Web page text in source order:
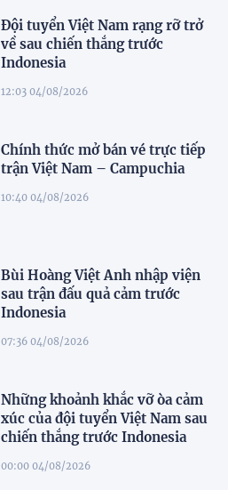
Đội tuyển Việt Nam rạng rỡ trở
về sau chiến thắng trước
Indonesia
12:03 04/08/2026
Chính thức mở bán vé trực tiếp
trận Việt Nam – Campuchia
10:40 04/08/2026
Bùi Hoàng Việt Anh nhập viện
sau trận đấu quả cảm trước
Indonesia
07:36 04/08/2026
Những khoảnh khắc vỡ òa cảm
xúc của đội tuyển Việt Nam sau
chiến thắng trước Indonesia
00:00 04/08/2026